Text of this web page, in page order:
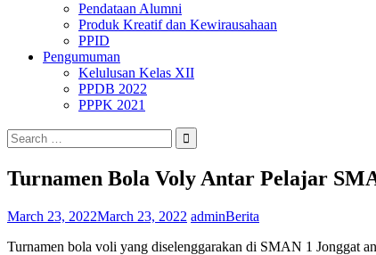
Pendataan Alumni
Produk Kreatif dan Kewirausahaan
PPID
Pengumuman
Kelulusan Kelas XII
PPDB 2022
PPPK 2021
Search
for:
Turnamen Bola Voly Antar Pelajar
March 23, 2022March 23, 2022 adminBerita
Turnamen bola voli yang diselenggarakan di SMAN 1 Jonggat